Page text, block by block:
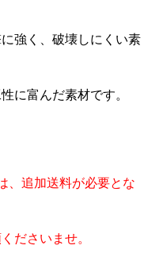
2
0
枚
強く、破壊しにくい素
に富んだ素材です。
、追加送料が必要とな
ださいませ。